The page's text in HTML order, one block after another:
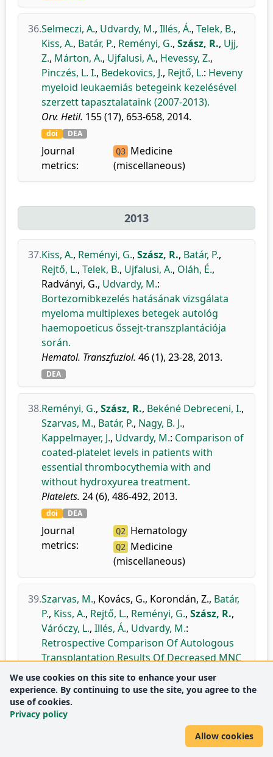
36.Selmeczi, A., Udvardy, M., Illés, Á., Telek, B.,
Kiss, A., Batár, P., Reményi, G., Szász, R., Ujj,
Z., Márton, A., Ujfalusi, A., Hevessy, Z.,
Pinczés, L. I., Bedekovics, J., Rejtő, L.: Heveny
myeloid leukaemiás betegeink kezelésével
szerzett tapasztalataink (2007-2013).
Orv. Hetil. 155 (17), 653-658, 2014.
doi DEA
Journal
metrics:
Q3 Medicine
(miscellaneous)
2013
37.Kiss, A., Reményi, G., Szász, R., Batár, P.,
Rejtő, L., Telek, B., Ujfalusi, A., Oláh, É.,
Radványi, G., Udvardy, M.:
Bortezomibkezelés hatásának vizsgálata
myeloma multiplexes betegek autológ
haemopoeticus őssejt-transzplantációja
során.
Hematol. Transzfuziol. 46 (1), 23-28, 2013.
DEA
38.Reményi, G., Szász, R., Bekéné Debreceni, I.,
Szarvas, M., Batár, P., Nagy, B. J.,
Kappelmayer, J., Udvardy, M.: Comparison of
coated-platelet levels in patients with
essential thrombocythemia with and
without hydroxyurea treatment.
Platelets. 24 (6), 486-492, 2013.
doi DEA
Journal
metrics:
Q2 Hematology
Q2 Medicine
(miscellaneous)
39.Szarvas, M., Kovács, G., Korondán, Z., Batár,
P., Kiss, A., Rejtő, L., Reményi, G., Szász, R.,
Váróczy, L., Illés, Á., Udvardy, M.:
Retrospective Comparison Of Autologous
Transplantation Results Of Decreased MNC
Viability Graft Cases (n=52) To Good Viability
Graft Cases (n=306), a Single Centre
Experience.
Blood.
We use cookies on this site to enhance your user
experience. By continuing to use the site, you agree to the
use of cookies.
Privacy policy
Allow cookies